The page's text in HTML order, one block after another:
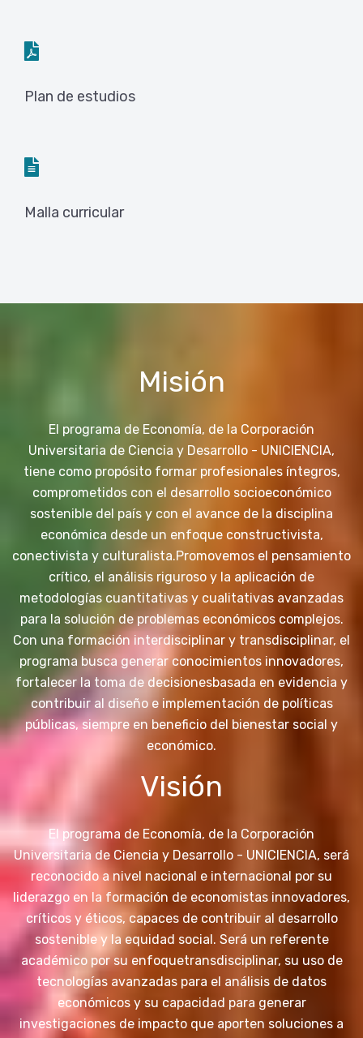
Plan de estudios
Malla curricular
Misión
El programa de Economía, de la Corporación
Universitaria de Ciencia y Desarrollo - UNICIENCIA,
tiene como propósito formar profesionales íntegros,
comprometidos con el desarrollo socioeconómico
sostenible del país y con el avance de la disciplina
económica desde un enfoque constructivista,
conectivista y culturalista.Promovemos el pensamiento
crítico, el análisis riguroso y la aplicación de
metodologías cuantitativas y cualitativas avanzadas
para la solución de problemas económicos complejos.
Con una formación interdisciplinar y transdisciplinar, el
programa busca generar conocimientos innovadores,
fortalecer la toma de decisionesbasada en evidencia y
contribuir al diseño e implementación de políticas
públicas, siempre en beneficio del bienestar social y
económico.
Visión
El programa de Economía, de la Corporación
Universitaria de Ciencia y Desarrollo - UNICIENCIA, será
reconocido a nivel nacional e internacional por su
liderazgo en la formación de economistas innovadores,
críticos y éticos, capaces de contribuir al desarrollo
sostenible y la equidad social. Será un referente
académico por su enfoquetransdisciplinar, su uso de
tecnologías avanzadas para el análisis de datos
económicos y su capacidad para generar
investigaciones de impacto que aporten soluciones a